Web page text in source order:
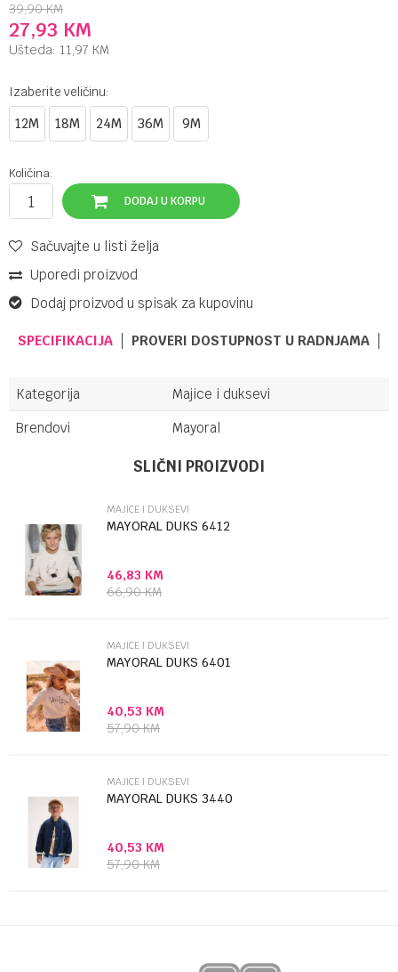
39,90 KM
27,93 KM
Ušteda: 11,97 KM
Izaberite veličinu:
12M 18M 24M 36M 9M
Količina:
DODAJ U KORPU
Sačuvajte u listi želja
Uporedi proizvod
Dodaj proizvod u spisak za kupovinu
SPECIFIKACIJA PROVERI DOSTUPNOST U RADNJAMA
Kategorija
Majice i duksevi
Brendovi
Mayoral
Poruka
Anti-spam zaštita - izračunajte koliko je 4 + 1 :
SLIČNI PROIZVODI
MAJICE I DUKSEVI
MAYORAL DUKS 6412
46,83 KM
66,90KM
MAJICE I DUKSEVI
MAYORAL DUKS 6401
40,53 KM
57,90KM
MAJICE I DUKSEVI
MAYORAL DUKS 3440
40,53 KM
57,90KM